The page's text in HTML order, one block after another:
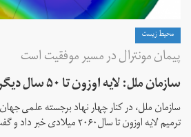
محیط زیست
پیمان مونترال در مسیر موفقیت است
سازمان ملل: لایه اوزون تا ۵۰ سال دیگر ترمیم می‌شود
سازمان ملل، در کنار چهار نهاد برجسته علمی
ترمیم لایه اوزون تا سال۲۰۶۰ میلادی خبر داد و گفت پیمان مونترال در مسیر...